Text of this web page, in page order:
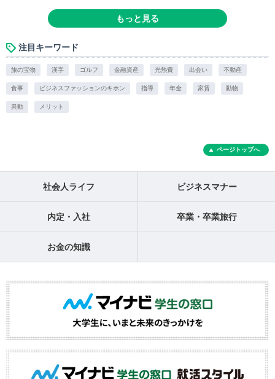
もっと見る
注目キーワード
旅の宝物 漢字 ゴルフ 金融資産 光熱費 出会い 不動産
食事 ビジネスファッションのキホン 指導 年金 家賃 動物
異動 メリット
ページトップへ
社会人ライフ ビジネスマナー
内定・入社 卒業・卒業旅行
お金の知識